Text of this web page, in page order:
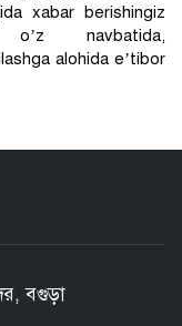
xabar berishingiz
navbatida,
alohida e’tibor
বগুড়া